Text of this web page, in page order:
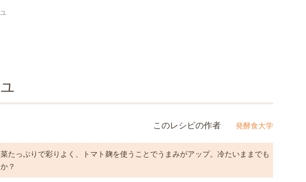
このレシピの作者 発酵食大学
たっぷりで彩りよく、トマト麹を使うことでうまみがアップ。冷たいままでも
？